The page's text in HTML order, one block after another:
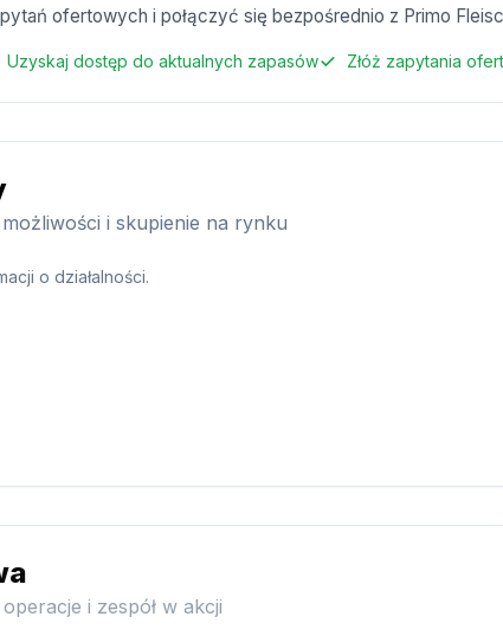
ofertowych i połączyć się bezpośrednio z Primo
Uzyskaj dostęp do aktualnych zapasów Złóż zapytania
i skupienie na rynku
o działalności.
i zespół w akcji